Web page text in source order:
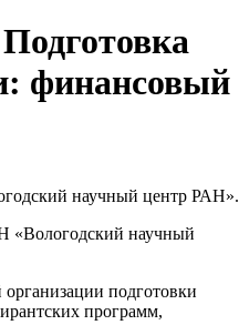
финансовый
научный центр РАН».
«Вологодский научный
подготовки
программ,